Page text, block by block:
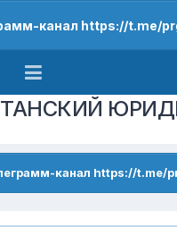
канал https://t.me/
канал https://t.me/